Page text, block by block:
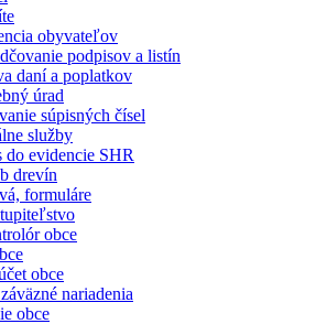
obyvateľov
podpisov a listín
daní a poplatkov
úrad
súpisných čísel
služby
do evidencie SHR
drevín
formuláre
obce
obce
nariadenia
obce